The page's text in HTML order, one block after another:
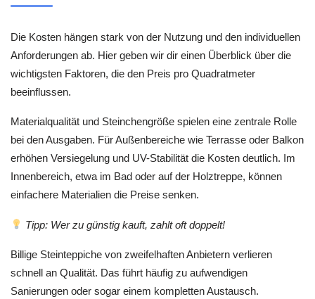
Die Kosten hängen stark von der Nutzung und den individuellen
Anforderungen ab. Hier geben wir dir einen Überblick über die
wichtigsten Faktoren, die den Preis pro Quadratmeter
beeinflussen.
Materialqualität und Steinchengröße spielen eine zentrale Rolle
bei den Ausgaben. Für Außenbereiche wie Terrasse oder Balkon
erhöhen Versiegelung und UV-Stabilität die Kosten deutlich. Im
Innenbereich, etwa im Bad oder auf der Holztreppe, können
einfachere Materialien die Preise senken.
Tipp: Wer zu günstig kauft, zahlt oft doppelt!
Billige Steinteppiche von zweifelhaften Anbietern verlieren
schnell an Qualität. Das führt häufig zu aufwendigen
Sanierungen oder sogar einem kompletten Austausch.